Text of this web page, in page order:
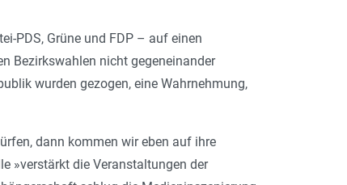
PDS, Grüne und FDP – auf einen
Bezirkswahlen nicht gegeneinander
wurden gezogen, eine Wahrnehmung,
dann kommen wir eben auf ihre
»verstärkt die Veranstaltungen der